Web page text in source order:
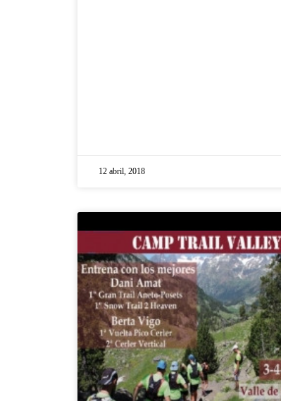
12 abril, 2018